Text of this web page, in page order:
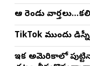
ఆ రెండు
TikTok ముందు
ఇక అమెరికాలో